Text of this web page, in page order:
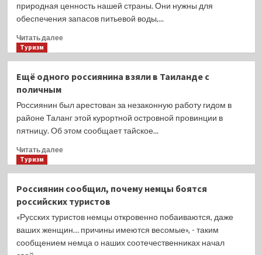
забивая
орудия
пунктов
наблюдения
за
природная ценность нашей страны. Они нужны для
обеспечения запасов питьевой воды,...
Читать далееПрочитать
реки:
сделано
водоемов
России
за
нацпроекта
«Экология»
Туризм
Ещё одного россиянина взяли в Таиланде с
поличным
Россиянин был арестован за незаконную работу гидом в
районе Таланг этой курортной островной провинции в
пятницу. Об этом сообщает тайское...
Читать далееПрочитать
одного
россиянина
взяли
Таиланде
с
Туризм
Россиянин сообщил, почему немцы боятся
российских туристов
«Русских туристов немцы откровенно побаиваются, даже
ваших женщин… причины имеются весомые», - таким
сообщением немца о наших соотечественниках начал